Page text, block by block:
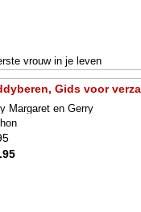
vrouw in je leven
Gids voor
Margaret en Gerry